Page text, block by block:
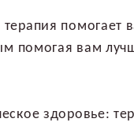
помогает
помогая вам
здоровье: